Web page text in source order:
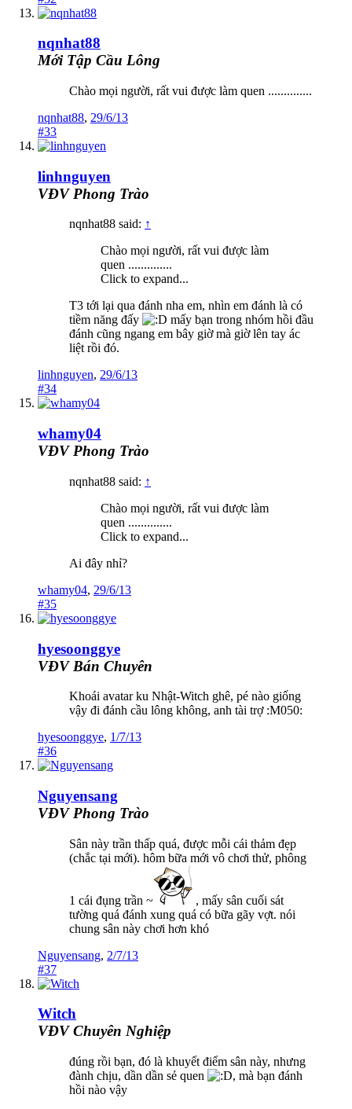
nqnhat88
Mới Tập Cầu Lông
Chào mọi người, rất vui được làm quen ..............
nqnhat88, 29/6/13
#33
linhnguyen
VĐV Phong Trào
nqnhat88 said: ↑
Chào mọi người, rất vui được làm
quen ..............
Click to expand...
T3 tới lại qua đánh nha em, nhìn em đánh là có
tiềm năng đấy
mấy bạn trong nhóm hồi đầu
đánh cũng ngang em bây giờ mà giờ lên tay ác
liệt rồi đó.
linhnguyen, 29/6/13
#34
whamy04
VĐV Phong Trào
nqnhat88 said: ↑
Chào mọi người, rất vui được làm
quen ..............
Click to expand...
Ai đây nhỉ?
whamy04, 29/6/13
#35
hyesoonggye
VĐV Bán Chuyên
Khoái avatar ku Nhật-Witch ghê, pé nào giống
vậy đi đánh cầu lông không, anh tài trợ :M050:
hyesoonggye, 1/7/13
#36
Nguyensang
VĐV Phong Trào
Sân này trần thấp quá, được mỗi cái thảm đẹp
(chắc tại mới). hôm bữa mới vô chơi thử, phông
1 cái đụng trần ~
, mấy sân cuối sát
tường quá đánh xung quá có bữa gãy vợt. nói
chung sân này chơi hơn khó
Nguyensang, 2/7/13
#37
Witch
VĐV Chuyên Nghiệp
đúng rồi bạn, đó là khuyết điểm sân này, nhưng
đành chịu, dần dần sẻ quen
, mà bạn đánh
hồi nào vậy